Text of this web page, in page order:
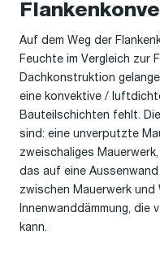
Auf dem Weg der
Feuchte im Vergleich zur
Dachkonstruktion
eine konvektive /
Bauteilschichten fehlt.
sind: eine unverputzte
zweischaliges
das auf eine
zwischen Mauerwerk und
Innenwanddämmung,
kann.